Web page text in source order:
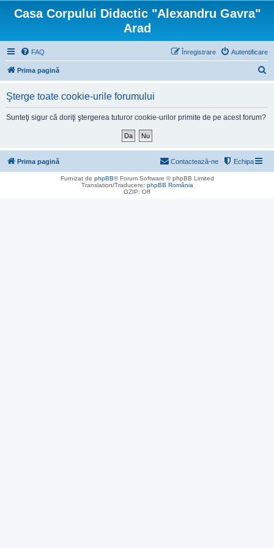
Casa Corpului Didactic "Alexandru Gavra"
Arad
FAQ Autentificare
Înregistrare
Prima pagină
Şterge toate cookie-urile forumului
Sunteţi sigur că doriţi ştergerea tuturor cookie-urilor primite de pe acest forum?
Prima pagină Echipa
Contactează-ne
Furnizat de phpBB® Forum Software © phpBB Limited
Translation/Traducere: phpBB România
GZIP: Off